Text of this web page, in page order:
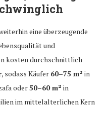
eine überzeugende
und
kosten durchschnittlich
, sodass Käufer 60–75 m² in
oder50–60 m² in
im mittelalterlichen Kern